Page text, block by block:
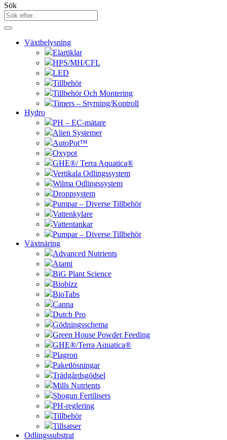
Sök
Växtbelysning
Elartiklar
HPS/MH/CFL
LED
Tillbehör
Tillbehör Och Montering
Timers – Styrning/Kontroll
Hydro
PH – EC-mätare
Alien Systemer
AutoPot™
Oxypot
GHE®/ Terra Aquatica®
Vertikala Odlingssystem
Wilma Odlingssystem
Droppsystem
Pumpar – Diverse Tillbehör
Vattenkylare
Vattentankar
Pumpar – Diverse Tillbehör
Växtnäring
Advanced Nutrients
Atami
BiG Plant Science
Biobizz
BioTabs
Canna
Dutch Pro
Gödningsschema
Green House Powder Feeding
GHE®/Terra Aquatica®
Plagron
Paketlösningar
Trädgårdsgödsel
Mills Nutrients
Shogun Fertilisers
PH-reglering
Tillbehör
Tillsatser
Odlingssubstrat